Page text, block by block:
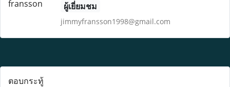
ผู้เยี่ยมชม
jimmyfransson1998@gmail.com
ตอบกระทู้